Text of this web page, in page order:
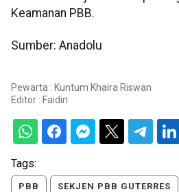
Keamanan PBB.
Sumber: Anadolu
Pewarta : Kuntum Khaira Riswan
Editor : Faidin
Tags:
PBB SEKJEN PBB GUTERRES